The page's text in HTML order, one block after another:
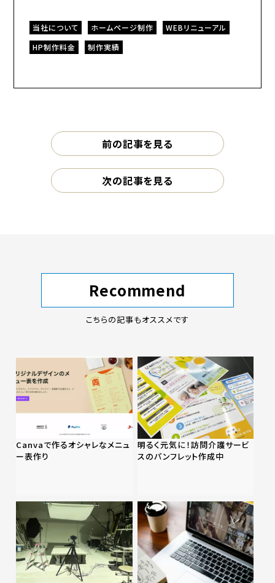
当社について ホームページ制作
WEBリニューアル
HP制作料金
制作実績
前の記事を見る
次の記事を見る
Recommend
こちらの記事もオススメです
Canvaで作るオシャレなメニュ
ー表作り
明るく元気に！訪問介護サービ
スのパンフレット作成中